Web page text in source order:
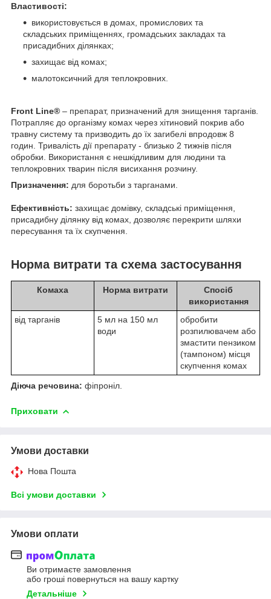
Властивості:
використовується в домах, промислових та
складських приміщеннях, громадських закладах та
присадибних ділянках;
захищає від комах;
малотоксичний для теплокровних.
Front Line® – препарат, призначений для знищення тарганів.
Потрапляє до організму комах через хітиновий покрив або
травну систему та призводить до їх загибелі впродовж 8
годин. Тривалість дії препарату - близько 2 тижнів після
обробки. Використання є нешкідливим для людини та
теплокровних тварин після висихання розчину.
Призначення: для боротьби з тарганами.
Ефективність: захищає домівку, складські приміщення,
присадибну ділянку від комах, дозволяє перекрити шляхи
пересування та їх скупчення.
Норма витрати та схема застосування
Комаха Норма витрати
Спосіб
використання
від тарганів
5 мл на 150 мл
води
обробити
розпилювачем або
змастити пензиком
(тампоном) місця
скупчення комах
Діюча речовина: фіпроніл.
Приховати
Умови доставки
Нова Пошта
Всі умови доставки
Умови оплати
Ви отримаєте замовлення
або гроші повернуться на вашу картку
Детальніше